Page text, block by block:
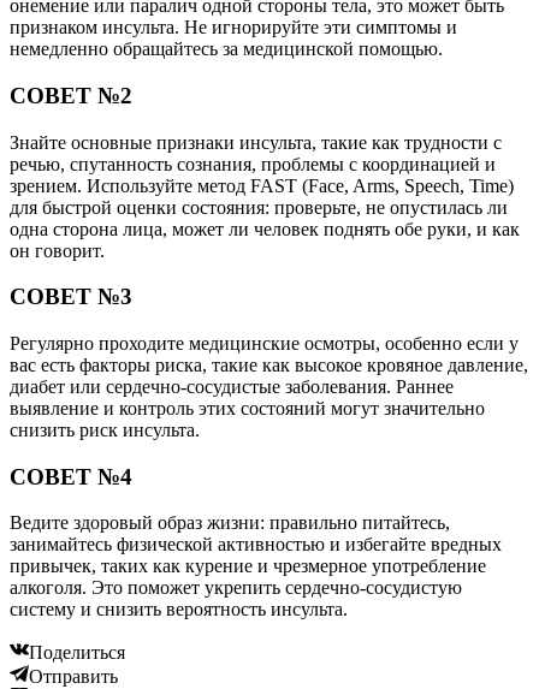
онемение или паралич одной стороны тела, это может быть
признаком инсульта. Не игнорируйте эти симптомы и
немедленно обращайтесь за медицинской помощью.
СОВЕТ №2
Знайте основные признаки инсульта, такие как трудности с
речью, спутанность сознания, проблемы с координацией и
зрением. Используйте метод FAST (Face, Arms, Speech, Time)
для быстрой оценки состояния: проверьте, не опустилась ли
одна сторона лица, может ли человек поднять обе руки, и как
он говорит.
СОВЕТ №3
Регулярно проходите медицинские осмотры, особенно если у
вас есть факторы риска, такие как высокое кровяное давление,
диабет или сердечно-сосудистые заболевания. Раннее
выявление и контроль этих состояний могут значительно
снизить риск инсульта.
СОВЕТ №4
Ведите здоровый образ жизни: правильно питайтесь,
занимайтесь физической активностью и избегайте вредных
привычек, таких как курение и чрезмерное употребление
алкоголя. Это поможет укрепить сердечно-сосудистую
систему и снизить вероятность инсульта.
Поделиться
Отправить